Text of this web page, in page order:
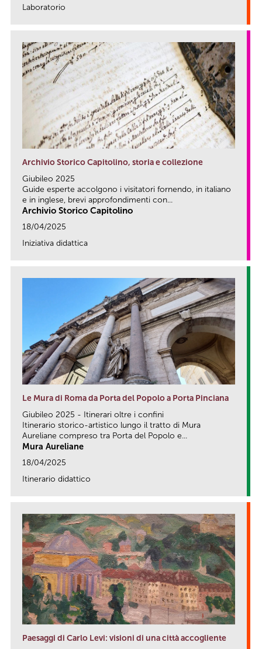
Laboratorio
Archivio Storico Capitolino, storia e collezione
Giubileo 2025
Guide esperte accolgono i visitatori fornendo, in italiano
e in inglese, brevi approfondimenti con...
Archivio Storico Capitolino
18/04/2025
Iniziativa didattica
Le Mura di Roma da Porta del Popolo a Porta Pinciana
Giubileo 2025 - Itinerari oltre i confini
Itinerario storico-artistico lungo il tratto di Mura
Aureliane compreso tra Porta del Popolo e...
Mura Aureliane
18/04/2025
Itinerario didattico
Paesaggi di Carlo Levi: visioni di una città accogliente